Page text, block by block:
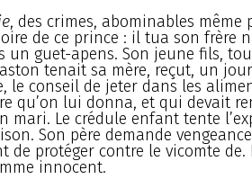
, des crimes, abominables même
de ce prince : il tua son frère
un guet-apens. Son jeune fils,
tenait sa mère, reçut, un
le conseil de jeter dans les
qu’on lui donna, et qui devait
mari. Le crédule enfant tente
Son père demande
de protéger contre le vicomte de.
innocent.